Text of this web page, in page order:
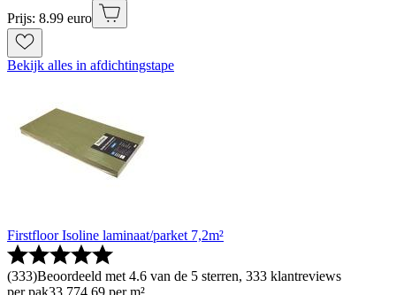
Prijs: 8.99 euro
Bekijk alles in afdichtingstape
Firstfloor Isoline laminaat/parket 7,2m²
(333)Beoordeeld met 4.6 van de 5 sterren, 333 klantreviews